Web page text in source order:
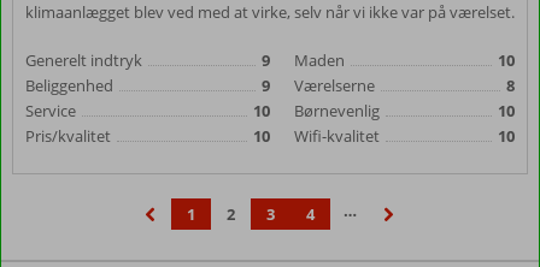
klimaanlægget blev ved med at virke, selv når vi ikke var på værelset.
Generelt indtryk
9
Beliggenhed
9
Service
10
Pris/kvalitet
10
Maden
10
Værelserne
8
Børnevenlig
10
Wifi-kvalitet
10
1 2 3 4
…